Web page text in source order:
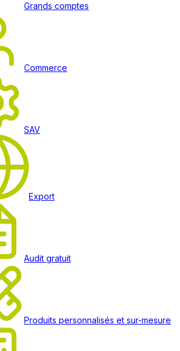
Grands comptes
Commerce
SAV
Export
Audit gratuit
Produits personnalisés et sur-mesure